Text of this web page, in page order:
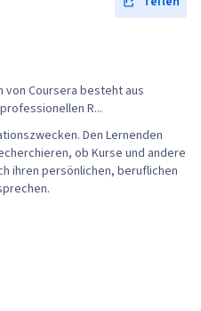
Integrität der Daten,
Google Gemini, Generative
KI-Kenntnisse,
Entwicklung, Stakeholder-
Analyse,
Engagement der
von Coursera besteht aus
R...
Den Lernenden
ob Kurse und andere
ihren persönlichen, beruflichen